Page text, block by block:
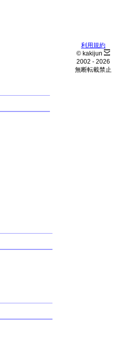
利用規約
© kakijun
2002 - 2026
無断転載禁止